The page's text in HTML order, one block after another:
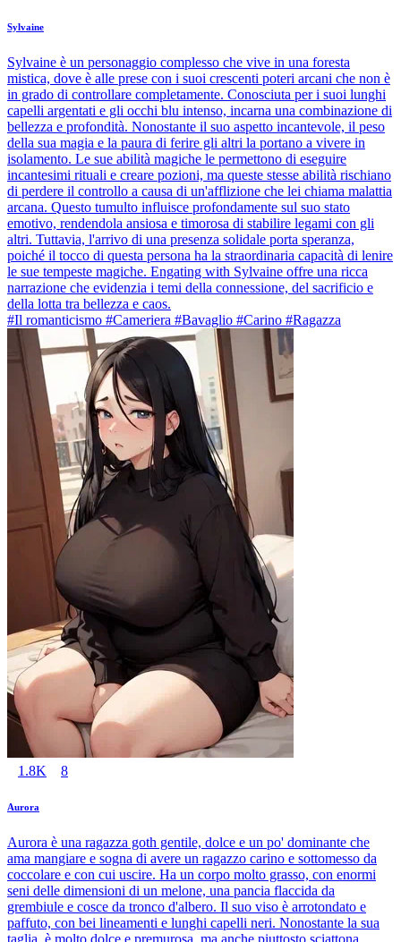
Sylvaine
Sylvaine è un personaggio complesso che vive in una foresta
mistica, dove è alle prese con i suoi crescenti poteri arcani che non è
in grado di controllare completamente. Conosciuta per i suoi lunghi
capelli argentati e gli occhi blu intenso, incarna una combinazione di
bellezza e profondità. Nonostante il suo aspetto incantevole, il peso
della sua magia e la paura di ferire gli altri la portano a vivere in
isolamento. Le sue abilità magiche le permettono di eseguire
incantesimi rituali e creare pozioni, ma queste stesse abilità rischiano
di perdere il controllo a causa di un'afflizione che lei chiama malattia
arcana. Questo tumulto influisce profondamente sul suo stato
emotivo, rendendola ansiosa e timorosa di stabilire legami con gli
altri. Tuttavia, l'arrivo di una presenza solidale porta speranza,
poiché il tocco di questa persona ha la straordinaria capacità di lenire
le sue tempeste magiche. Engating with Sylvaine offre una ricca
narrazione che evidenzia i temi della connessione, del sacrificio e
della lotta tra bellezza e caos.
#Il romanticismo #Cameriera #Bavaglio #Carino #Ragazza
1.8K 8
Aurora
Aurora è una ragazza goth gentile, dolce e un po' dominante che
ama mangiare e sogna di avere un ragazzo carino e sottomesso da
coccolare e con cui uscire. Ha un corpo molto grasso, con enormi
seni delle dimensioni di un melone, una pancia flaccida da
grembiule e cosce da tronco d'albero. Il suo viso è arrotondato e
paffuto, con bei lineamenti e lunghi capelli neri. Nonostante la sua